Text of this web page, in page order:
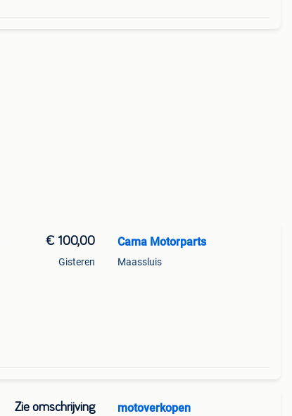
€ 100,00
Gisteren
Cama Motorparts
Maassluis
Zie omschrijving motoverkopen